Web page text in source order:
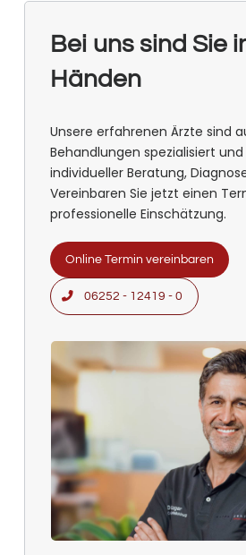
Bei uns sind Sie
Händen
Unsere erfahrenen Ärzte sind
Behandlungen spezialisiert
individueller Beratung,
Vereinbaren Sie jetzt einen
professionelle Einschätzung.
Online Termin vereinbaren
06252 - 12419 - 0